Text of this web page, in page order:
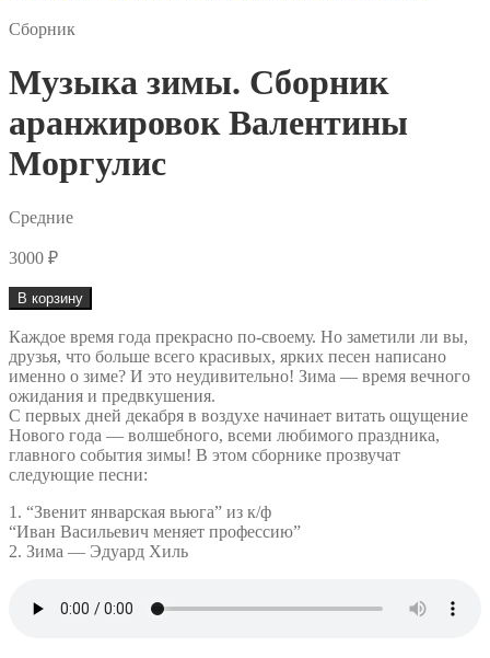
Сборник
Музыка зимы. Сборник
аранжировок Валентины
Моргулис
Средние
3000 ₽
Количество
товара
Музыка
зимы.
Сборник
аранжировок
Валентины
Моргулис
В корзину
Каждое время года прекрасно по-своему. Но заметили ли вы,
друзья, что больше всего красивых, ярких песен написано
именно о зиме? И это неудивительно! Зима — время вечного
ожидания и предвкушения.
С первых дней декабря в воздухе начинает витать ощущение
Нового года — волшебного, всеми любимого праздника,
главного события зимы! В этом сборнике прозвучат
следующие песни:
1. “Звенит январская вьюга” из к/ф
“Иван Васильевич меняет профессию”
2. Зима — Эдуард Хиль